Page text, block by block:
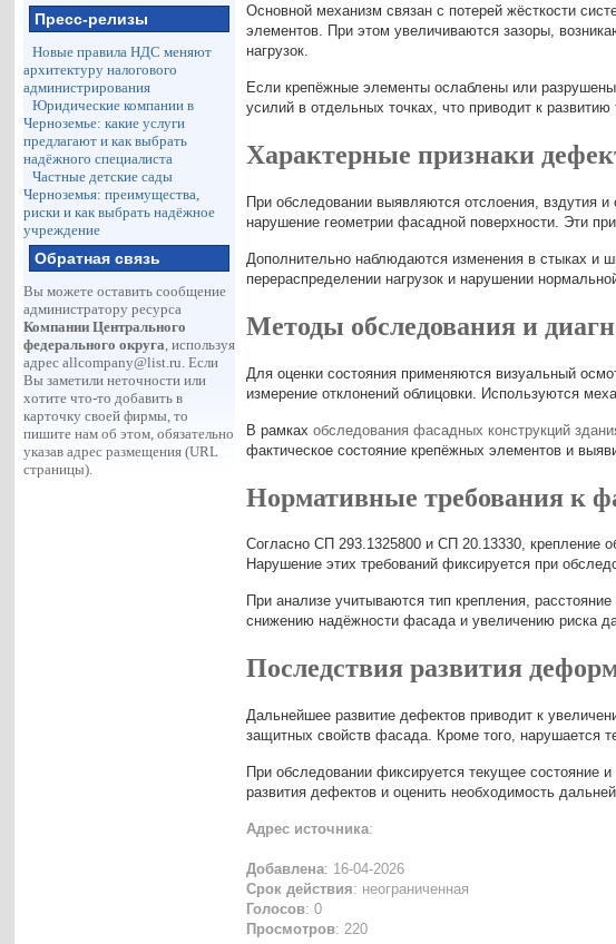
Пресс-релизы
Новые правила НДС меняют
архитектуру налогового
администрирования
Юридические компании в
Черноземье: какие услуги
предлагают и как выбрать
надёжного специалиста
Частные детские сады
Черноземья: преимущества,
риски и как выбрать надёжное
учреждение
Обратная связь
Вы можете оставить сообщение
администратору ресурса
Компании Центрального
федерального округа, используя
адресallcompany@list.ru. Если
Вы заметили неточности или
хотите что-то добавить в
карточку своей фирмы, то
пишите нам об этом, обязательно
указав адрес размещения (URL
страницы).
Основной механизм связан с потерей жёсткости
элементов. При этом увеличиваются зазоры,
нагрузок.
Если крепёжные элементы ослаблены или
усилий в отдельных точках, что приводит к
Характерные признаки
При обследовании выявляются отслоения, вздутия
нарушение геометрии фасадной поверхности. Эти
Дополнительно наблюдаются изменения в стыках и
перераспределении нагрузок и нарушении
Методы обследования и
Для оценки состояния применяются визуальный
измерение отклонений облицовки. Используются
В рамкахобследования фасадных конструкций
фактическое состояние крепёжных элементов и
Нормативные требования к
Согласно СП 293.1325800 и СП 20.13330, крепление
Нарушение этих требований фиксируется при
При анализе учитываются тип крепления,
снижению надёжности фасада и увеличению риска
Последствия развития
Дальнейшее развитие дефектов приводит к
защитных свойств фасада. Кроме того, нарушается
При обследовании фиксируется текущее состояние
развития дефектов и оценить необходимость
Адрес источника:
Добавлена: 16-04-2026
Срок действия: неограниченная
Голосов: 0
Просмотров: 220